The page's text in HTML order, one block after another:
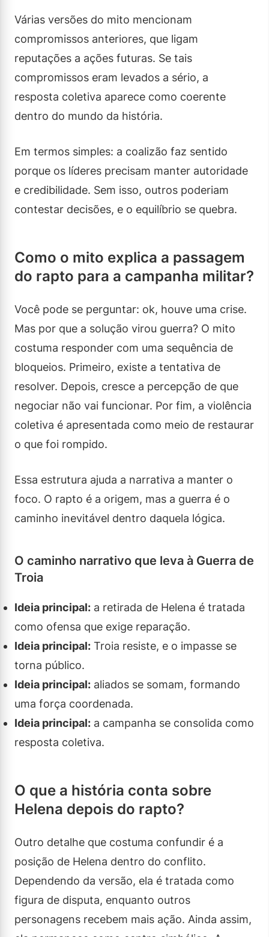
Várias versões do mito mencionam
compromissos anteriores, que ligam
reputações a ações futuras. Se tais
compromissos eram levados a sério, a
resposta coletiva aparece como coerente
dentro do mundo da história.
Em termos simples: a coalizão faz sentido
porque os líderes precisam manter autoridade
e credibilidade. Sem isso, outros poderiam
contestar decisões, e o equilíbrio se quebra.
Como o mito explica a passagem
do rapto para a campanha militar?
Você pode se perguntar: ok, houve uma crise.
Mas por que a solução virou guerra? O mito
costuma responder com uma sequência de
bloqueios. Primeiro, existe a tentativa de
resolver. Depois, cresce a percepção de que
negociar não vai funcionar. Por fim, a violência
coletiva é apresentada como meio de restaurar
o que foi rompido.
Essa estrutura ajuda a narrativa a manter o
foco. O rapto é a origem, mas a guerra é o
caminho inevitável dentro daquela lógica.
O caminho narrativo que leva à Guerra de
Troia
Ideia principal: a retirada de Helena é tratada
como ofensa que exige reparação.
Ideia principal: Troia resiste, e o impasse se
torna público.
Ideia principal: aliados se somam, formando
uma força coordenada.
Ideia principal: a campanha se consolida como
resposta coletiva.
O que a história conta sobre
Helena depois do rapto?
Outro detalhe que costuma confundir é a
posição de Helena dentro do conflito.
Dependendo da versão, ela é tratada como
figura de disputa, enquanto outros
personagens recebem mais ação. Ainda assim,